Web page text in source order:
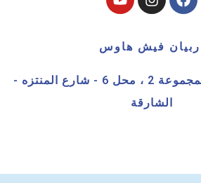
فيش هاوس
شاطئ الحيرة ، المجموعة 2 ، محل 6 - شارع المنتزه -
الشارقة